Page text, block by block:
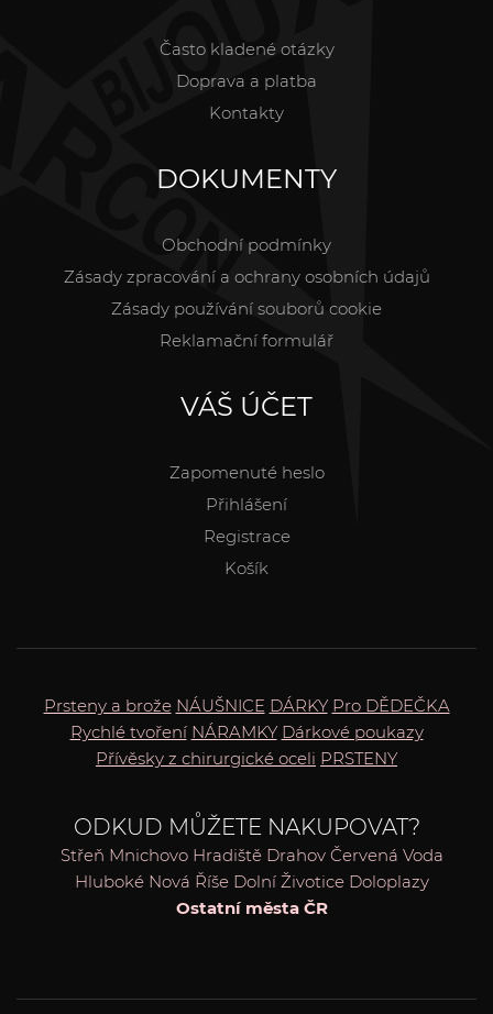
Často kladené otázky
Doprava a platba
Kontakty
DOKUMENTY
Obchodní podmínky
Zásady zpracování a ochrany osobních údajů
Zásady používání souborů cookie
Reklamační formulář
VÁŠ ÚČET
Zapomenuté heslo
Přihlášení
Registrace
Košík
Prsteny a brože NÁUŠNICE DÁRKY Pro DĚDEČKA
Rychlé tvoření NÁRAMKY Dárkové poukazy
Přívěsky z chirurgické oceli PRSTENY
ODKUD MŮŽETE NAKUPOVAT?
Střeň Mnichovo Hradiště Drahov Červená Voda
Hluboké Nová Říše Dolní Životice Doloplazy
Ostatní města ČR